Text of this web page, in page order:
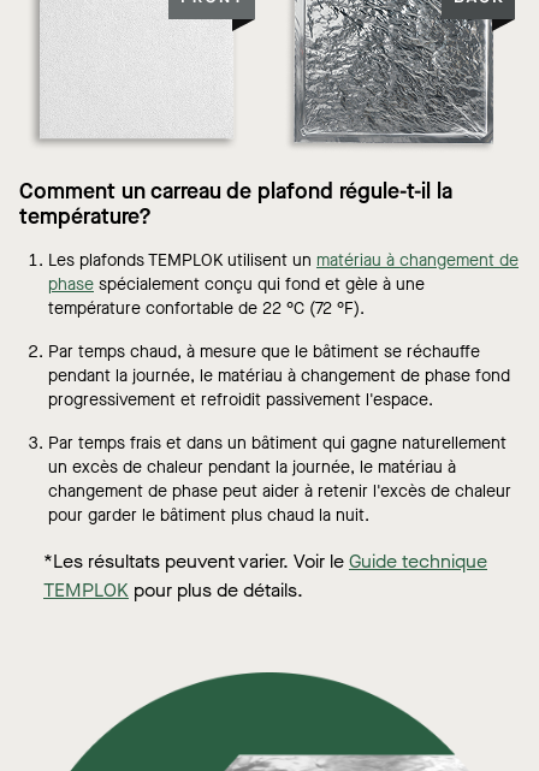
Comment un carreau de plafond régule-t-il la
température?
Les plafonds TEMPLOK utilisent un matériau à changement de
phase spécialement conçu qui fond et gèle à une
température confortable de 22 °C (72 °F).
Par temps chaud, à mesure que le bâtiment se réchauffe
pendant la journée, le matériau à changement de phase fond
progressivement et refroidit passivement l'espace.
Par temps frais et dans un bâtiment qui gagne naturellement
un excès de chaleur pendant la journée, le matériau à
changement de phase peut aider à retenir l'excès de chaleur
pour garder le bâtiment plus chaud la nuit.
*Les résultats peuvent varier. Voir leGuide technique
TEMPLOK pour plus de détails.